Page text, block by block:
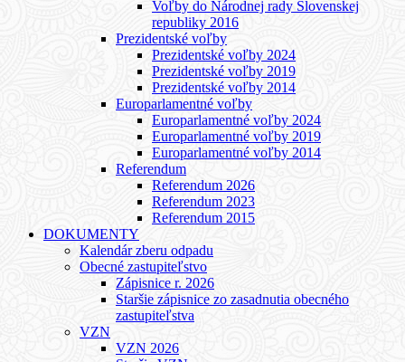
Voľby do Národnej rady Slovenskej
republiky 2016
Prezidentské voľby
Prezidentské voľby 2024
Prezidentské voľby 2019
Prezidentské voľby 2014
Europarlamentné voľby
Europarlamentné voľby 2024
Europarlamentné voľby 2019
Europarlamentné voľby 2014
Referendum
Referendum 2026
Referendum 2023
Referendum 2015
DOKUMENTY
Kalendár zberu odpadu
Obecné zastupiteľstvo
Zápisnice r. 2026
Staršie zápisnice zo zasadnutia obecného
zastupiteľstva
VZN
VZN 2026